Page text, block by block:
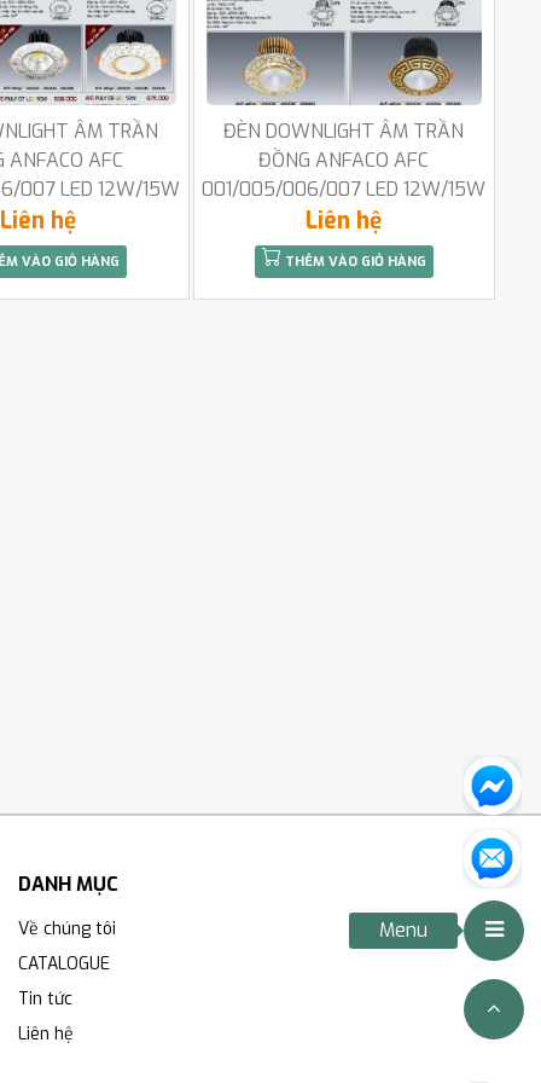
ÂM TRẦN
ANFACO AFC
007 LED 12W/15W
Liên hệ
VÀO GIỎ HÀNG
ĐÈN DOWNLIGHT ÂM TRẦN
ĐỒNG ANFACO AFC
001/005/006/007 LED 12W/15W
Liên hệ
THÊM VÀO GIỎ HÀNG
DANH MỤC
Về chúng tôi
CATALOGUE
Tin tức
Liên hệ
Menu